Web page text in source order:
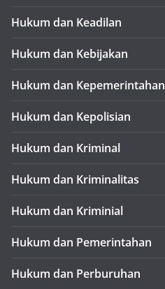
Hukum dan Keadilan
Hukum dan Kebijakan
Hukum dan Kepemerintahan
Hukum dan Kepolisian
Hukum dan Kriminal
Hukum dan Kriminalitas
Hukum dan Kriminial
Hukum dan Pemerintahan
Hukum dan Perburuhan